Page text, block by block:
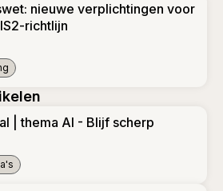
nieuwe verplichtingen voor
richtlijn
| thema AI - Blijf scherp